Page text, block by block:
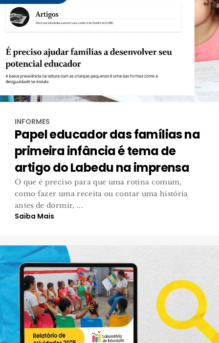
INFORMES
Papel educador das famílias na
primeira infância é tema de
artigo do Labedu na imprensa
O que é preciso para que uma rotina comum,
como fazer uma receita ou contar uma história
antes de dormir, ...
Saiba Mais